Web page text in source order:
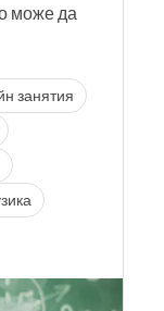
може да
занятия